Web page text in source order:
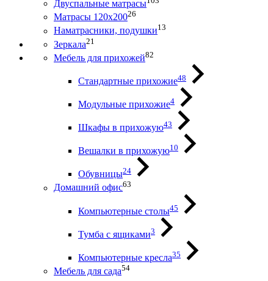
Двуспальные матрасы
Матрасы 120х20026
Наматрасники, подушки13
Зеркала21
Мебель для прихожей82
Стандартные прихожие48
Модульные прихожие4
Шкафы в прихожую43
Вешалки в прихожую10
Обувницы24
Домашний офис63
Компьютерные столы45
Тумба с ящиками3
Компьютерные кресла35
Мебель для сада54